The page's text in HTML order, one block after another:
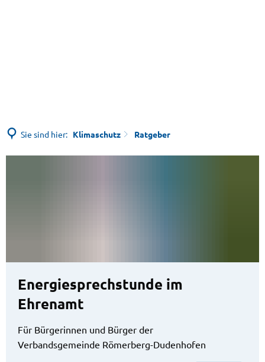
Sie sind hier: Klimaschutz Ratgeber
Energiesprechstunde im
Ehrenamt
Für Bürgerinnen und Bürger der
Verbandsgemeinde Römerberg-Dudenhofen